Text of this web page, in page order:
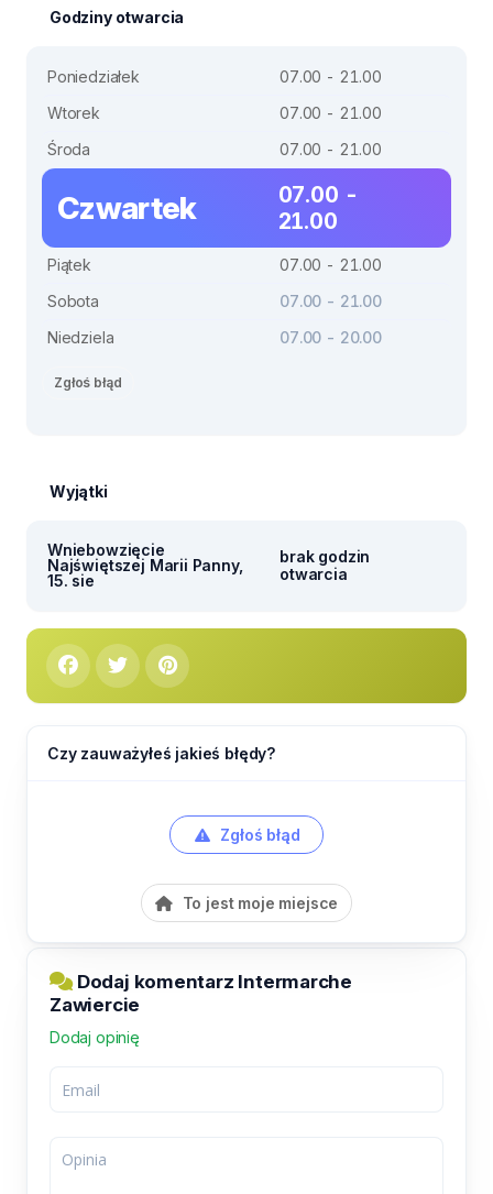
Godziny otwarcia
Poniedziałek
07.00 - 21.00
Wtorek
07.00 - 21.00
Środa
07.00 - 21.00
Czwartek
07.00 -
21.00
Piątek
07.00 - 21.00
Sobota
07.00 - 21.00
Niedziela
07.00 - 20.00
Zgłoś błąd
Wyjątki
Wniebowzięcie
Najświętszej Marii Panny,
15. sie
brak godzin
otwarcia
Czy zauważyłeś jakieś błędy?
Zgłoś błąd
To jest moje miejsce
Dodaj komentarz Intermarche
Zawiercie
Dodaj opinię